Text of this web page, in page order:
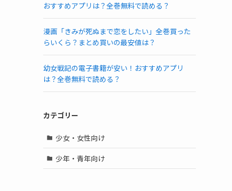
おすすめアプリは？全巻無料で読める？
漫画「きみが死ぬまで恋をしたい」全巻買った
らいくら？まとめ買いの最安値は？
幼女戦記の電子書籍が安い！おすすめアプリ
は？全巻無料で読める？
カテゴリー
少女・女性向け
少年・青年向け